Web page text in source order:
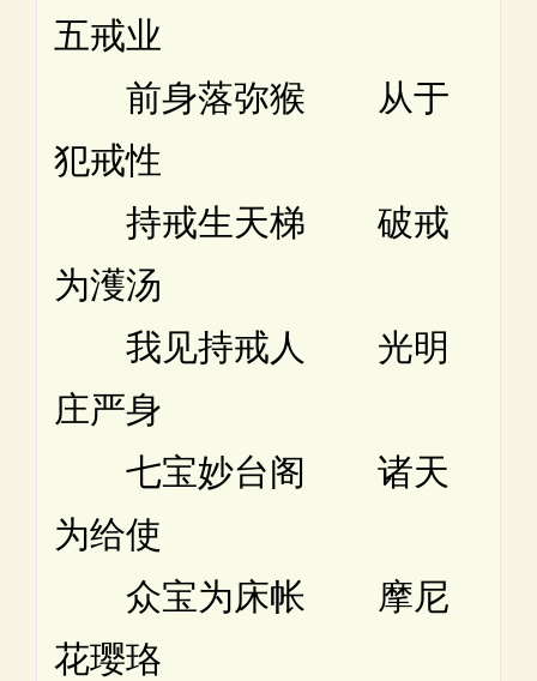
五戒业
前身落弥猴 从于
犯戒性
持戒生天梯 破戒
为濩汤
我见持戒人 光明
庄严身
七宝妙台阁 诸天
为给使
众宝为床帐 摩尼
花璎珞